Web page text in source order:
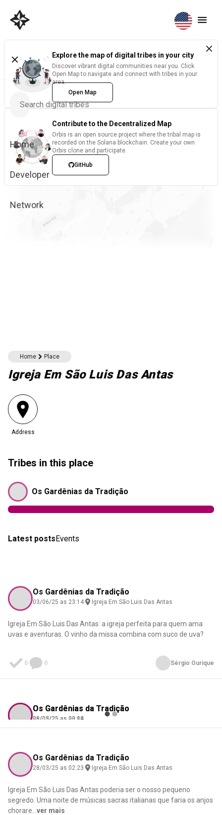
Home
Developer
Network
Explore the map of digital tribes in your city
Discover vibrant digital communities near you. Click
Open Map to navigate and connect with tribes in your
area.
Open Map
Contribute to the Decentralized Map
Orbis is an open source project where the tribal map is
recorded on the Solana blockchain. Create your own
Orbis clone and participate.
GitHub
Home Place
Igreja Em São Luis Das Antas
Address
Tribes in this place
Os Gardênias da Tradição
Latest postsEvents
Os Gardênias da Tradição
03/06/25 as 23:14 Igreja Em São Luis Das Antas
Igreja Em São Luis Das Antas: a igreja perfeita para quem ama
uvas e aventuras. O vinho da missa combina com suco de uva?
0 0 Sérgio Ourique
Os Gardênias da Tradição
06/05/25 as 23:14
Os Gardênias da Tradição
28/03/25 as 00:09
Os Gardênias da Tradição
28/03/25 as 02:23 Igreja Em São Luis Das Antas
Igreja Em São Luis Das Antas poderia ser o nosso pequeno
segredo. Uma noite de músicas sacras italianas que faria os anjos
chorare
ver mais